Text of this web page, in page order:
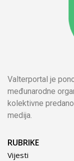
Valterportal je
međunarodne
kolektivne
medija.
RUBRIKE
Vijesti